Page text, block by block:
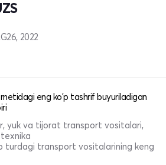
2022
eng ko'p tashrif buyuriladigan
yuk va tijorat transport vositalari,
turdagi transport vositalarining keng